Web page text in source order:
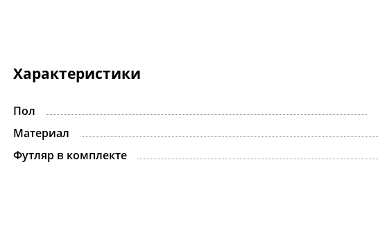
Характеристики
Пол
Материал
Футляр в комплекте